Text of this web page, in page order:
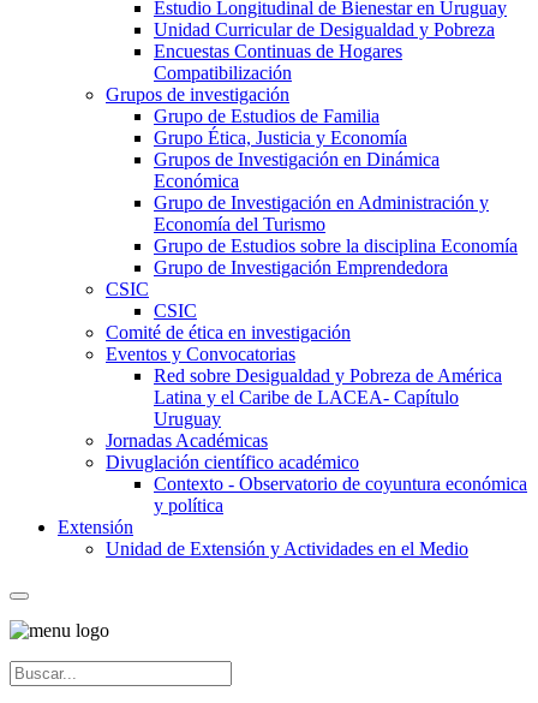
Estudio Longitudinal de Bienestar en Uruguay
Unidad Curricular de Desigualdad y Pobreza
Encuestas Continuas de Hogares
Compatibilización
Grupos de investigación
Grupo de Estudios de Familia
Grupo Ética, Justicia y Economía
Grupos de Investigación en Dinámica
Económica
Grupo de Investigación en Administración y
Economía del Turismo
Grupo de Estudios sobre la disciplina Economía
Grupo de Investigación Emprendedora
CSIC
CSIC
Comité de ética en investigación
Eventos y Convocatorias
Red sobre Desigualdad y Pobreza de América
Latina y el Caribe de LACEA- Capítulo
Uruguay
Jornadas Académicas
Divuglación científico académico
Contexto - Observatorio de coyuntura económica
y política
Extensión
Unidad de Extensión y Actividades en el Medio